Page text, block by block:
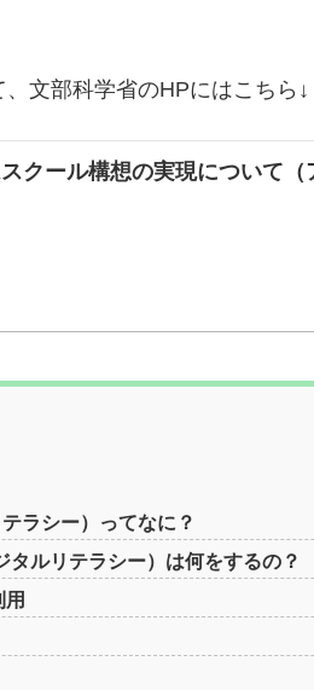
文部科学省のHPにはこちら↓
クール構想の実現について
ラシー）ってなに？
ルリテラシー）は何をするの？